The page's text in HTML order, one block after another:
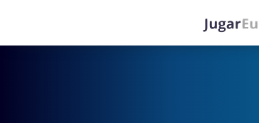
contenido